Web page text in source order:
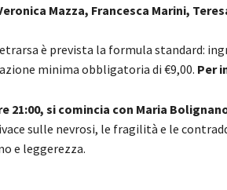
Mazza, Francesca Marini,
è prevista la formula standard:
minima obbligatoria di €9,00. Per
21:00, si comincia con Maria
sulle nevrosi, le fragilità e le
e leggerezza.